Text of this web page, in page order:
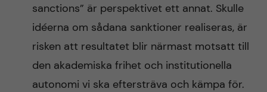
sanctions” är perspektivet ett annat. Skulle
idéerna om sådana sanktioner realiseras, är
risken att resultatet blir närmast motsatt till
den akademiska frihet och institutionella
autonomi vi ska eftersträva och kämpa för.